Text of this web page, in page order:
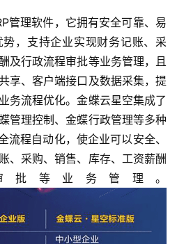
管理软件，它拥有安全可靠、易
，支持企业实现财务记账、采
及行政流程审批等业务管理，且
享、客户端接口及数据采集，提
务流程优化。金蝶云星空集成了
管理控制、金蝶行政管理等多种
流程自动化，使企业可以安全、
、采购、销售、库存、工资薪酬
批等业务管理。